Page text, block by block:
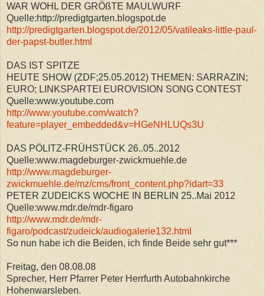
WAR WOHL DER GRÖßTE MAULWURF
Quelle:http://predigtgarten.blogspot.de
http://predigtgarten.blogspot.de/2012/05/vatileaks-little-paul-
der-papst-butler.html
DAS IST SPITZE
HEUTE SHOW (ZDF;25.05.2012) THEMEN: SARRAZIN;
EURO; LINKSPARTEI EUROVISION SONG CONTEST
Quelle:www.youtube.com
http://www.youtube.com/watch?
feature=player_embedded&v=HGeNHLUQs3U
DAS PÖLITZ-FRÜHSTÜCK 26..05..2012
Quelle:www.magdeburger-zwickmuehle.de
http://www.magdeburger-
zwickmuehle.de/mz/cms/front_content.php?idart=33
PETER ZUDEICKS WOCHE IN BERLIN 25..Mai 2012
Quelle:www.mdr.de/mdr-figaro
http://www.mdr.de/mdr-
figaro/podcast/zudeick/audiogalerie132.html
So nun habe ich die Beiden, ich finde Beide sehr gut***
Freitag, den 08.08.08
Sprecher, Herr Pfarrer Peter Herrfurth Autobahnkirche
Hohenwarsleben.